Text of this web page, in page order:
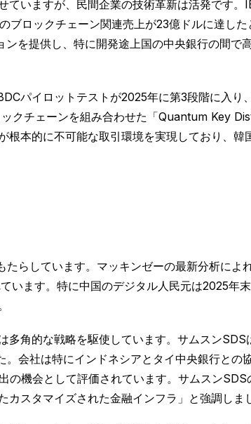
ていますが、民間企業の技術革新は活発で
ブロックチェーン関連売上が23億ドルに達し
を提供し、特に開発途上国の中央銀行の間で
パイロットテストが2025年に第3段階に入
クチェーンを組み合わせた「Quantum Key
本的に不可能な取引環境を実現しており、
らしています。マッキンゼーの最新分析に
ます。特に中国のデジタル人民元は2025年
多角的な戦略を駆使しています。サムスン
会社は特にインドネシアとタイ中央銀行との
の機会として評価されています。サムスン
スタマイズされた金融インフラ」と強調しま